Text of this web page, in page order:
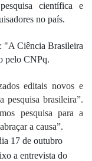
científica e
no país.
"A Ciência Brasileira
pelo CNPq.
editais novos e
pesquisa brasileira”.
pesquisa para a
a causa”.
17 de outubro
a entrevista do